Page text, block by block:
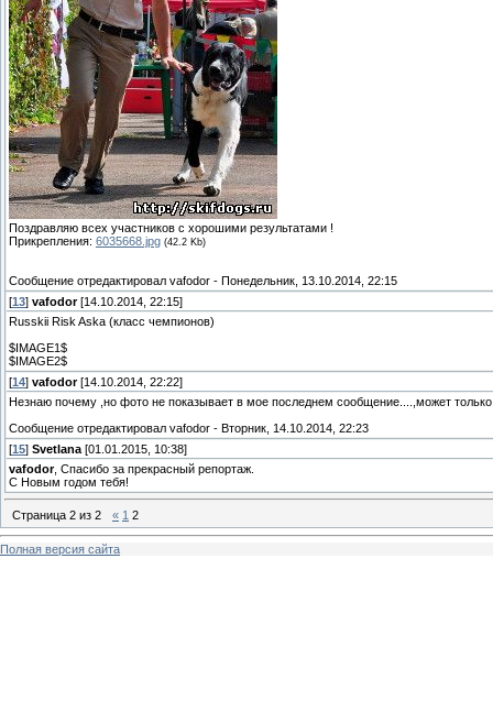
Поздравляю всех участников с хорошими результатами !
Прикрепления: 6035668.jpg (42.2 Kb)
Сообщение отредактировал vafodor - Понедельник, 13.10.2014, 22:15
[13] vafodor[14.10.2014, 22:15]
Russkii Risk Aska (класс чемпионов)
$IMAGE1$
$IMAGE2$
[14] vafodor[14.10.2014, 22:22]
Незнаю почему ,но фото не показывает в мое последнем сообщение....,может
Сообщение отредактировал vafodor - Вторник, 14.10.2014, 22:23
[15] Svetlana [01.01.2015, 10:38]
vafodor, Спасибо за прекрасный репортаж.
С Новым годом тебя!
Страница 2 из 2 « 1 2
Полная версия сайта